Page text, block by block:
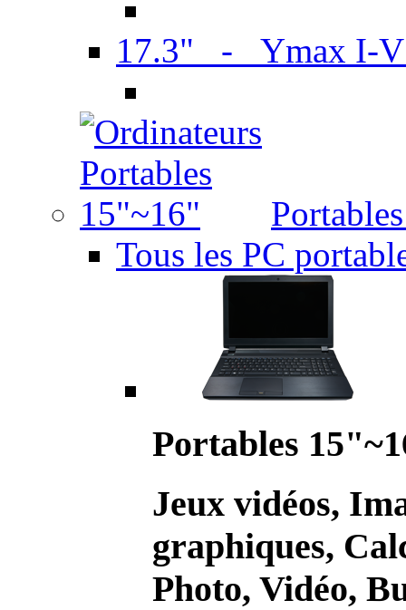
17.3" - Ymax I-
Tous les PC
Portables
Jeux vidéos,
graphiques,
Photo, Vidéo,